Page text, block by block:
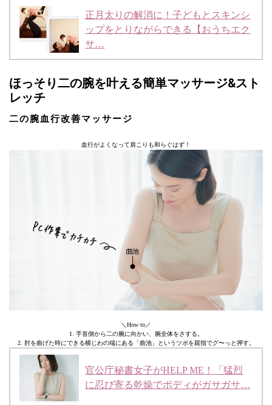
正月太りの解消に！子どもとスキンシ
ップをとりながらできる【おうちエク
サ…
ほっそり二の腕を叶える簡単マッサージ&スト
レッチ
二の腕血行改善マッサージ
血行がよくなって肩こりも和らぐはず！
＼How to／
1. 手首側から二の腕に向かい、腕全体をさする。
2. 肘を曲げた時にできる横じわの端にある「曲池」というツボを親指でグ〜っと押す。
官公庁秘書女子がHELP ME！「猛烈
に忍び寄る乾燥でボディがガサガサ…